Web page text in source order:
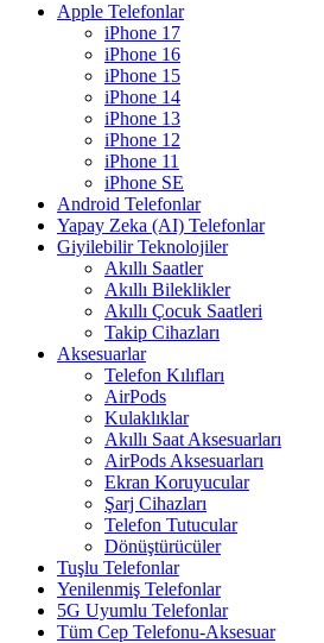
Apple Telefonlar
iPhone 17
iPhone 16
iPhone 15
iPhone 14
iPhone 13
iPhone 12
iPhone 11
iPhone SE
Android Telefonlar
Yapay Zeka (AI) Telefonlar
Giyilebilir Teknolojiler
Akıllı Saatler
Akıllı Bileklikler
Akıllı Çocuk Saatleri
Takip Cihazları
Aksesuarlar
Telefon Kılıfları
AirPods
Kulaklıklar
Akıllı Saat Aksesuarları
AirPods Aksesuarları
Ekran Koruyucular
Şarj Cihazları
Telefon Tutucular
Dönüştürücüler
Tuşlu Telefonlar
Yenilenmiş Telefonlar
5G Uyumlu Telefonlar
Tüm Cep Telefonu-Aksesuar